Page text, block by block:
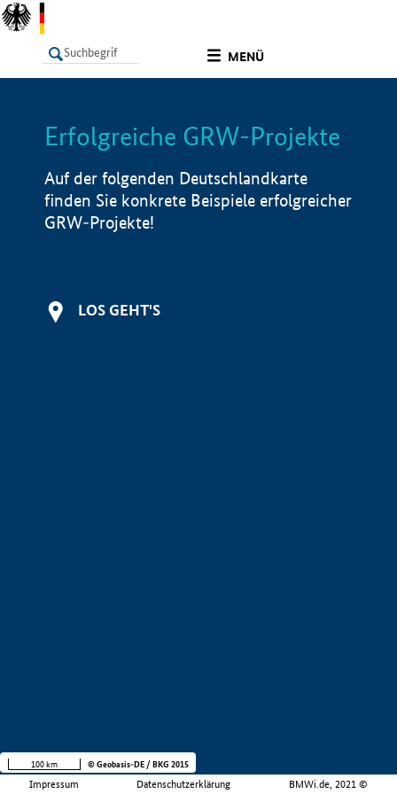
MENÜ
LISTE Info
Erfolgreiche GRW-Projekte
Auf der folgenden Deutschlandkarte
finden Sie konkrete Beispiele erfolgreicher
GRW-Projekte!
LOS GEHT'S
Impressum Datenschutzerklärung BMWi.de, 2021 ©
100 km © Geobasis-DE / BKG 2015